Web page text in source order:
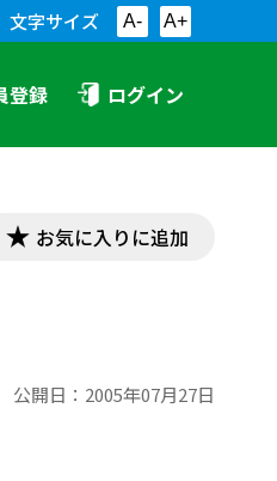
文字サイズ A- A+
登録 ログイン
お気に入りに追加
公開日： 2005年07月27日